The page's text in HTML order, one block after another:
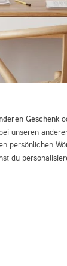
Geschenk
unseren
persönlichen
du